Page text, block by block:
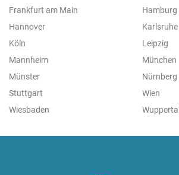
Frankfurt am Main
Hamburg
Hannover
Karlsruhe
Köln
Leipzig
Mannheim
München
Münster
Nürnberg
Stuttgart
Wien
Wiesbaden
Wuppertal